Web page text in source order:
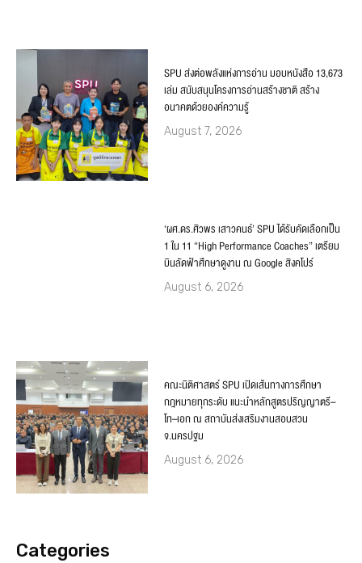
SPU ส่งต่อพลังแห่งการอ่าน มอบหนังสือ 13,673
เล่ม สนับสนุนโครงการอ่านสร้างชาติ สร้าง
อนาคตด้วยองค์ความรู้
August 7, 2026
‘ผศ.ดร.ศิวพร เสาวคนธ์’ SPU ได้รับคัดเลือกเป็น
1 ใน 11 “High Performance Coaches” เตรียม
บินลัดฟ้าศึกษาดูงาน ณ Google สิงคโปร์
August 6, 2026
คณะนิติศาสตร์ SPU เปิดเส้นทางการศึกษา
กฎหมายทุกระดับ แนะนำหลักสูตรปริญญาตรี–
โท–เอก ณ สถาบันส่งเสริมงานสอบสวน
จ.นครปฐม
August 6, 2026
Categories